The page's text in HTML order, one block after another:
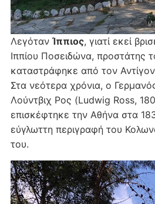
Λεγόταν Ίππιος, γιατί εκεί
Ιππίου Ποσειδώνα, προστάτης
καταστράφηκε από τον
Στα νεότερα χρόνια, ο
Λούντβιχ Ρος (Ludwig Ross,
επισκέφτηκε την Αθήνα στα
εύγλωττη περιγραφή του
του.